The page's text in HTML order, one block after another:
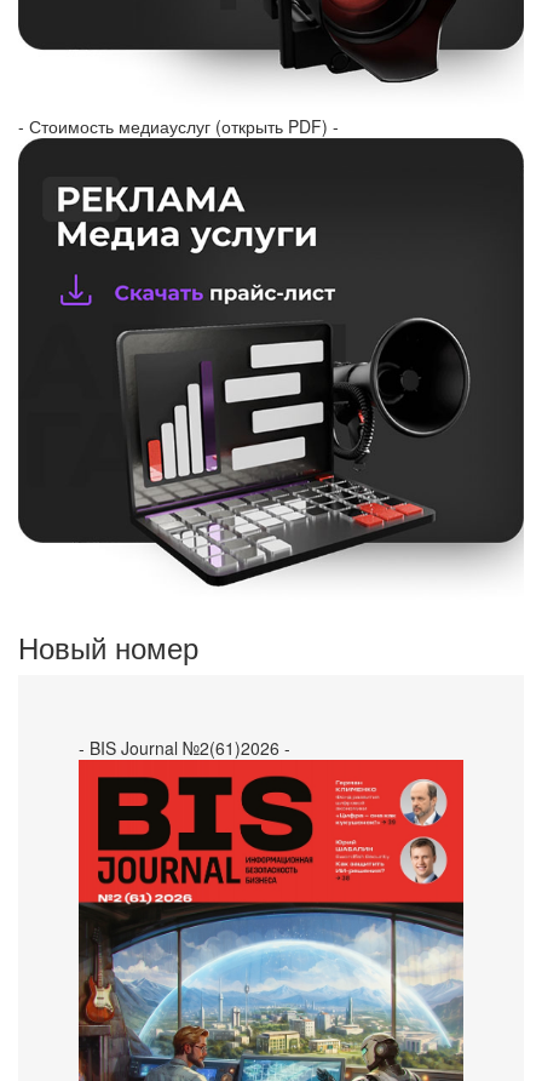
- Стоимость медиауслуг (открыть PDF) -
Новый номер
- BIS Journal №2(61)2026 -